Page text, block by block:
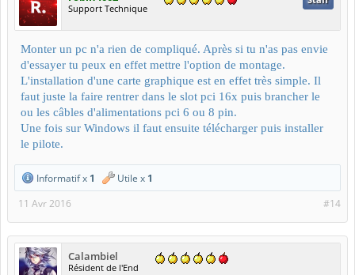
Support Technique
Monter un pc n'a rien de compliqué. Après si tu n'as pas envie
d'essayer tu peux en effet mettre l'option de montage.
L'installation d'une carte graphique est en effet très simple. Il
faut juste la faire rentrer dans le slot pci 16x puis brancher le
ou les câbles d'alimentations pci 6 ou 8 pin.
Une fois sur Windows il faut ensuite télécharger puis installer
le pilote.
Informatif x 1 Utile x 1
#14
11 Avr 2016
Calambiel
Résident de l'End